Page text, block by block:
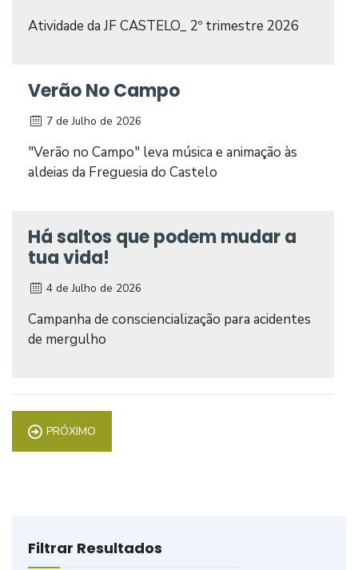
Atividade da JF CASTELO_ 2º trimestre 2026
Verão No Campo
7 de Julho de 2026
"Verão no Campo" leva música e animação às
aldeias da Freguesia do Castelo
Há saltos que podem mudar a
tua vida!
4 de Julho de 2026
Campanha de consciencialização para acidentes
de mergulho
PRÓXIMO
Filtrar Resultados